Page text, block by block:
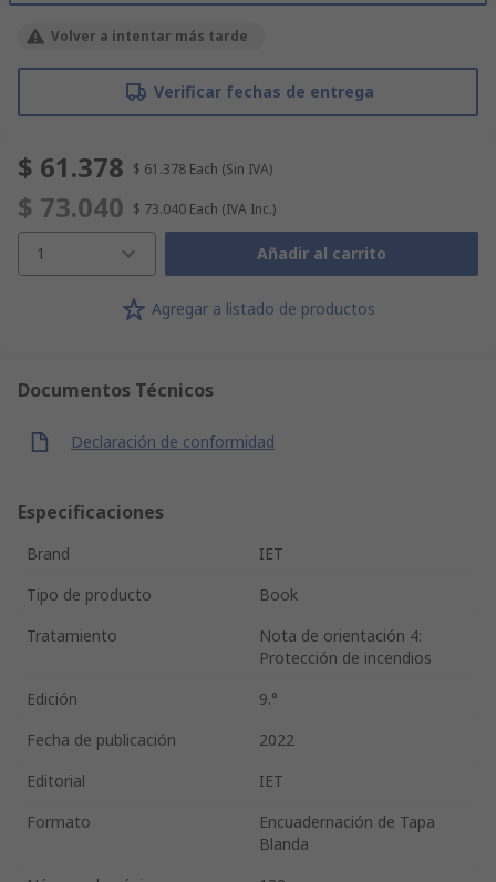
Volver a intentar más tarde
Verificar fechas de entrega
$ 61.378 $ 61.378 Each (Sin IVA)
$ 73.040 $ 73.040 Each (IVA Inc.)
1 Añadir al carrito
Agregar a listado de productos
Documentos Técnicos
Declaración de conformidad
Especificaciones
Brand
IET
Tipo de producto
Book
Tratamiento
Nota de orientación 4:
Protección de incendios
Edición
9.°
Fecha de publicación
2022
Editorial
IET
Formato
Encuadernación de Tapa
Blanda